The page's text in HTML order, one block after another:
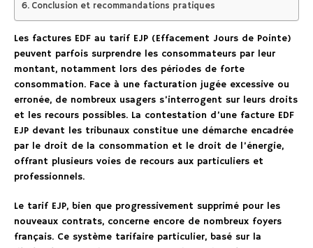
Conclusion et recommandations pratiques
Les factures EDF au tarif EJP (Effacement Jours de Pointe)
peuvent parfois surprendre les consommateurs par leur
montant, notamment lors des périodes de forte
consommation. Face à une facturation jugée excessive ou
erronée, de nombreux usagers s’interrogent sur leurs droits
et les recours possibles. La contestation d’une facture EDF
EJP devant les tribunaux constitue une démarche encadrée
par le droit de la consommation et le droit de l’énergie,
offrant plusieurs voies de recours aux particuliers et
professionnels.
Le tarif EJP, bien que progressivement supprimé pour les
nouveaux contrats, concerne encore de nombreux foyers
français. Ce système tarifaire particulier, basé sur la